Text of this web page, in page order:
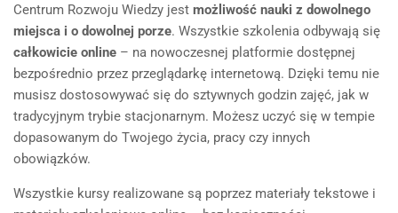
Centrum Rozwoju Wiedzy jest możliwość nauki z dowolnego
miejsca i o dowolnej porze. Wszystkie szkolenia odbywają się
całkowicie online – na nowoczesnej platformie dostępnej
bezpośrednio przez przeglądarkę internetową. Dzięki temu nie
musisz dostosowywać się do sztywnych godzin zajęć, jak w
tradycyjnym trybie stacjonarnym. Możesz uczyć się w tempie
dopasowanym do Twojego życia, pracy czy innych
obowiązków.
Wszystkie kursy realizowane są poprzez materiały tekstowe i